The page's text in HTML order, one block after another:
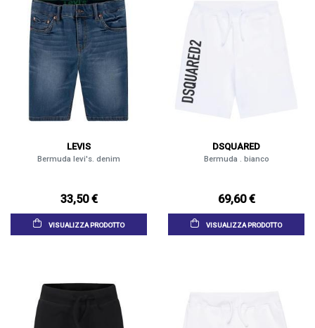
LEVIS
Bermuda levi's. denim
33,50 €
VISUALIZZA PRODOTTO
DSQUARED
Bermuda . bianco
69,60 €
VISUALIZZA PRODOTTO